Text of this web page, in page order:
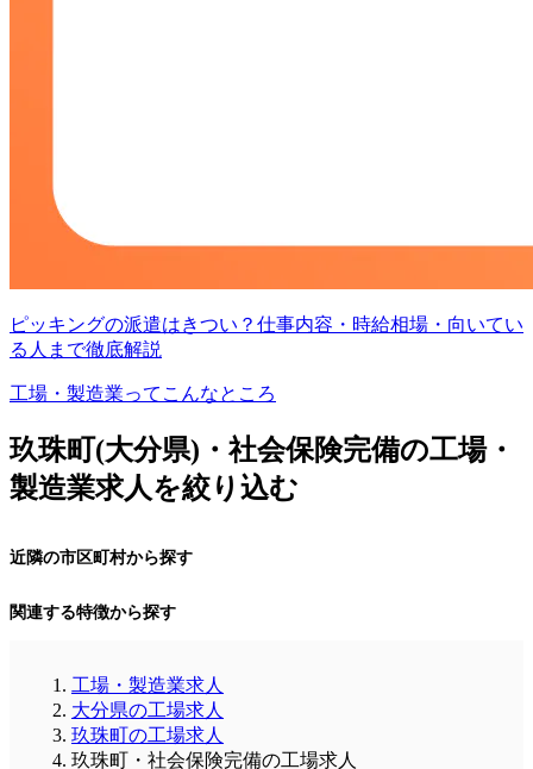
ピッキングの派遣はきつい？仕事内容・時給相場・向いてい
る人まで徹底解説
工場・製造業ってこんなところ
玖珠町(大分県)・社会保険完備の工場・
製造業求人を絞り込む
近隣の市区町村から探す
関連する特徴から探す
工場・製造業求人
大分県の工場求人
玖珠町の工場求人
玖珠町・社会保険完備の工場求人